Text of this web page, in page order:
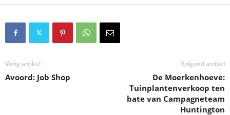
Vorig artikel
Avoord: Job Shop
Volgend artikel
De Moerkenhoeve:
Tuinplantenverkoop ten
bate van Campagneteam
Huntington